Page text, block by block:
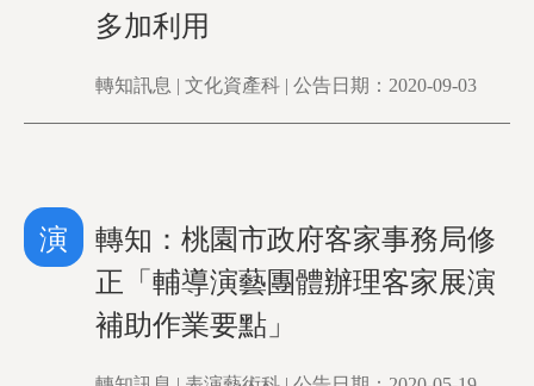
多加利用
轉知訊息 | 文化資產科 | 公告日期：2020-09-03
演
轉知：桃園市政府客家事務局修
正「輔導演藝團體辦理客家展演
補助作業要點」